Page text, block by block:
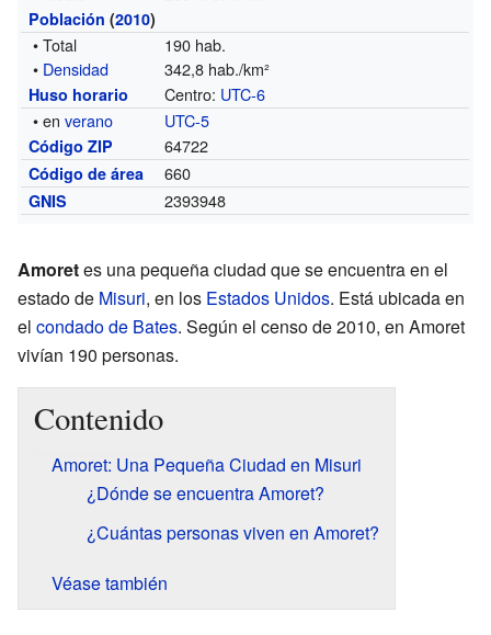
Población (2010)
• Total
190 hab.
• Densidad 342,8 hab./km²
Huso horario Centro: UTC-6
• enverano UTC-5
Código ZIP 64722
Código de área 660
GNIS 2393948
Amoretes una pequeña ciudad que se encuentra en el
estado de Misuri, en los Estados Unidos. Está ubicada en
el condado de Bates. Según el censo de 2010, en Amoret
vivían 190 personas.
Contenido
Amoret: Una Pequeña Ciudad en Misuri
¿Dónde se encuentra Amoret?
¿Cuántas personas viven en Amoret?
Véase también